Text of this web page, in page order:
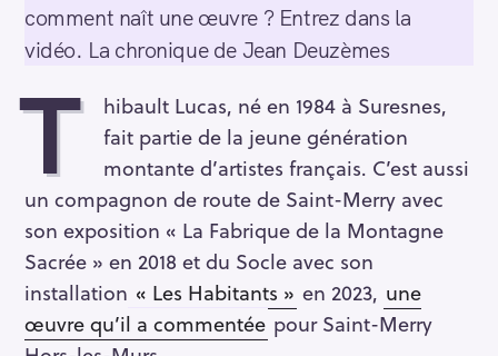
comment naît une œuvre ? Entrez dans la
vidéo. La chronique de Jean Deuzèmes
T
hibault Lucas, né en 1984 à Suresnes,
fait partie de la jeune génération
montante d’artistes français. C’est aussi
un compagnon de route de Saint-Merry avec
son exposition « La Fabrique de la Montagne
Sacrée » en 2018 et du Socle avec son
installation « Les Habitants » en 2023, une
œuvre qu’il a commentée pour Saint-Merry